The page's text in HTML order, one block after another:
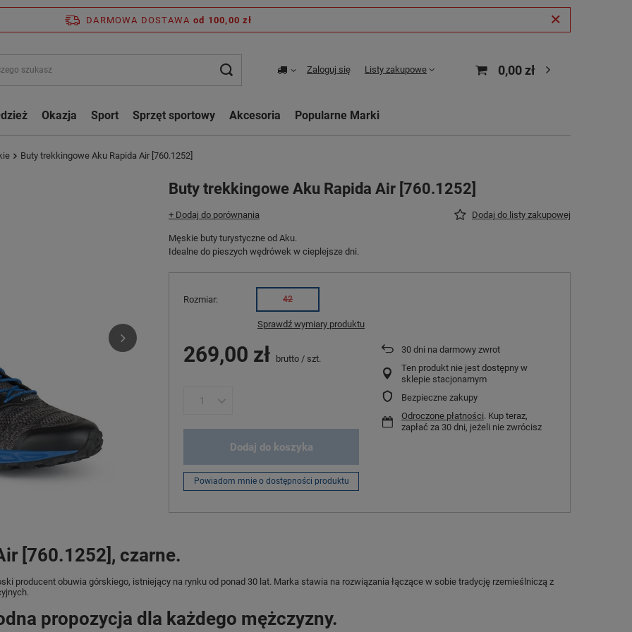
DARMOWA DOSTAWA od 100,00 zł
Zaloguj się Listy zakupowe 0,00 zł
Okazja Sport Sprzęt sportowy Akcesoria Popularne Marki
Buty trekkingowe Aku Rapida Air [760.1252]
Buty trekkingowe Aku Rapida Air [760.1252]
+ Dodaj do porównania Dodaj do listy zakupowej
Męskie buty turystyczne od Aku.
Idealne do pieszych wędrówek w cieplejsze dni.
Rozmiar 42
Sprawdź wymiary produktu
269,00 zł brutto / szt.
Dodaj do koszyka
Powiadom mnie o dostępności produktu
30 dni na darmowy zwrot
Ten produkt nie jest dostępny w
sklepie stacjonarnym
Bezpieczne zakupy
Odroczone płatności. Kup teraz,
zapłać za 30 dni, jeżeli nie zwrócisz
[760.1252], czarne.
producent obuwia górskiego, istniejący na rynku od ponad 30 lat. Marka stawia na rozwiązania łączące w sobie tradycję rzemieślniczą z
propozycja dla każdego mężczyzny.